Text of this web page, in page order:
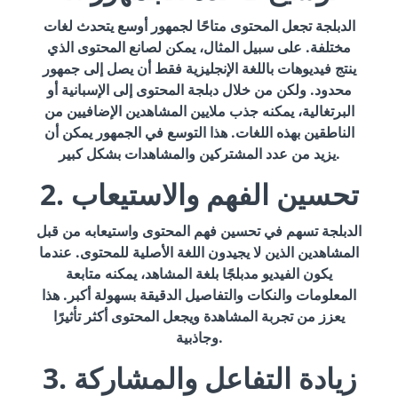
الدبلجة تجعل المحتوى متاحًا لجمهور أوسع يتحدث لغات
مختلفة. على سبيل المثال، يمكن لصانع المحتوى الذي
ينتج فيديوهات باللغة الإنجليزية فقط أن يصل إلى جمهور
محدود. ولكن من خلال دبلجة المحتوى إلى الإسبانية أو
البرتغالية، يمكنه جذب ملايين المشاهدين الإضافيين من
الناطقين بهذه اللغات. هذا التوسع في الجمهور يمكن أن
يزيد من عدد المشتركين والمشاهدات بشكل كبير.
2. تحسين الفهم والاستيعاب
الدبلجة تسهم في تحسين فهم المحتوى واستيعابه من قبل
المشاهدين الذين لا يجيدون اللغة الأصلية للمحتوى. عندما
يكون الفيديو مدبلجًا بلغة المشاهد، يمكنه متابعة
المعلومات والنكات والتفاصيل الدقيقة بسهولة أكبر. هذا
يعزز من تجربة المشاهدة ويجعل المحتوى أكثر تأثيرًا
وجاذبية.
3. زيادة التفاعل والمشاركة